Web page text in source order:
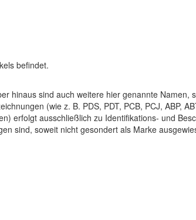
befindet.
hinaus sind auch weitere hier genannte Namen,
(wie z. B. PDS, PDT, PCB, PCJ, ABP,
erfolgt ausschließlich zu Identifikations- und
sind, soweit nicht gesondert als Marke